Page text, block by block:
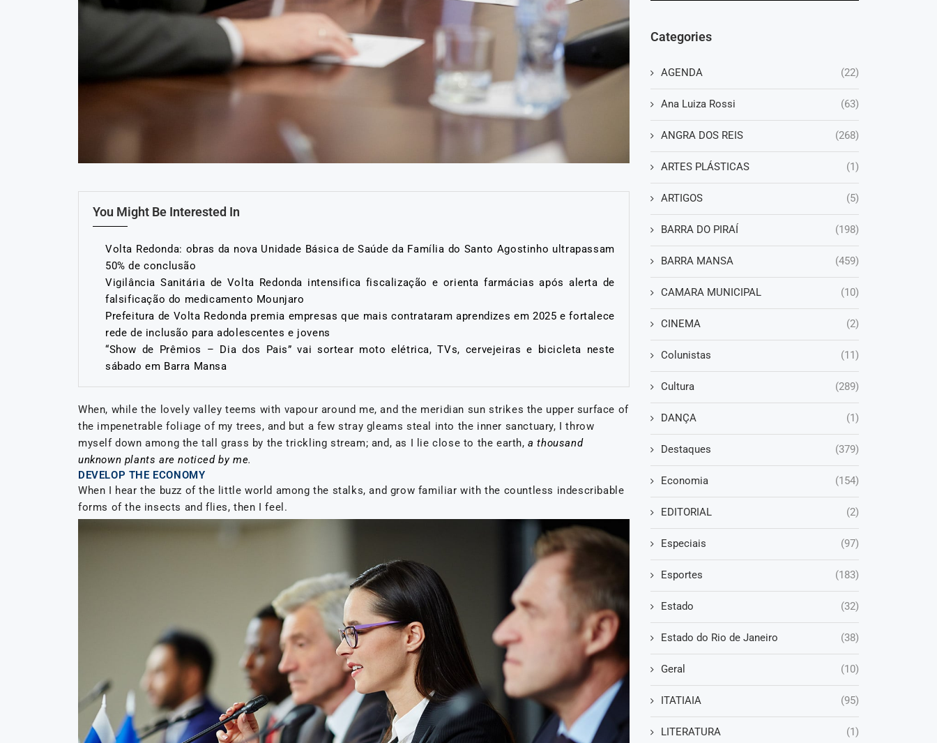
You Might Be Interested In
Volta Redonda: obras da nova Unidade Básica de Saúde da Família do Santo Agostinho ultrapassam
50% de conclusão
Vigilância Sanitária de Volta Redonda intensifica fiscalização e orienta farmácias após alerta de
falsificação do medicamento Mounjaro
Prefeitura de Volta Redonda premia empresas que mais contrataram aprendizes em 2025 e fortalece
rede de inclusão para adolescentes e jovens
“Show de Prêmios – Dia dos Pais” vai sortear moto elétrica, TVs, cervejeiras e bicicleta neste
sábado em Barra Mansa
When, while the lovely valley teems with vapour around me, and the meridian sun strikes the upper surface of
the impenetrable foliage of my trees, and but a few stray gleams steal into the inner sanctuary, I throw
myself down among the tall grass by the trickling stream; and, as I lie close to the earth,a thousand
unknown plants are noticed by me.
DEVELOP THE ECONOMY
When I hear the buzz of the little world among the stalks, and grow familiar with the countless indescribable
forms of the insects and flies, then I feel.
Categories
AGENDA (22)
Ana Luiza Rossi (63)
ANGRA DOS REIS (268)
ARTES PLÁSTICAS (1)
ARTIGOS (5)
BARRA DO PIRAÍ (198)
BARRA MANSA (459)
CAMARA MUNICIPAL (10)
CINEMA (2)
Colunistas (11)
Cultura (289)
DANÇA (1)
Destaques (379)
Economia (154)
EDITORIAL (2)
Especiais (97)
Esportes (183)
Estado (32)
Estado do Rio de Janeiro (38)
Geral (10)
ITATIAIA (95)
LITERATURA (1)